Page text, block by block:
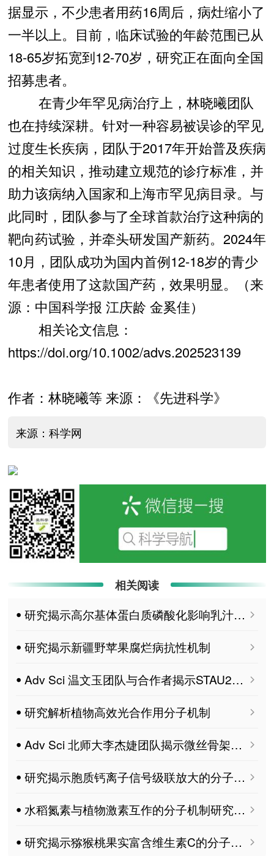
据显示，不少患者用药16周后，病灶缩小了
一半以上。目前，临床试验的年龄范围已从
18-65岁拓宽到12-70岁，研究正在面向全国
招募患者。
在青少年罕见病治疗上，林晓曦团队
也在持续深耕。针对一种容易被误诊的罕见
过度生长疾病，团队于2017年开始普及疾病
的相关知识，推动建立规范的诊疗标准，并
助力该病纳入国家和上海市罕见病目录。与
此同时，团队参与了全球首款治疗这种病的
靶向药试验，并牵头研发国产新药。2024年
10月，团队成功为国内首例12-18岁的青少
年患者使用了这款国产药，效果明显。（来
源：中国科学报 江庆龄 金奚佳）
相关论文信息：
https://doi.org/10.1002/advs.202523139
作者：林晓曦等 来源：《先进科学》
来源：科学网
相关阅读
ꔷ 研究揭示高尔基体蛋白质磷酸化影响乳汁质量的分子机制
ꔷ 研究揭示新疆野苹果腐烂病抗性机制
ꔷ Adv Sci 温文玉团队与合作者揭示STAU2凝聚体调控树突发育与突触可塑性的分子机制
ꔷ 研究解析植物高效光合作用分子机制
ꔷ Adv Sci 北师大李杰婕团队揭示微丝骨架调控线粒体动态增强植物免疫的分子机制
ꔷ 研究揭示胞质钙离子信号级联放大的分子机制
ꔷ 水稻氮素与植物激素互作的分子机制研究进展与展望-中国水稻研究所 MDPI Agriculture
ꔷ 研究揭示猕猴桃果实富含维生素C的分子机制